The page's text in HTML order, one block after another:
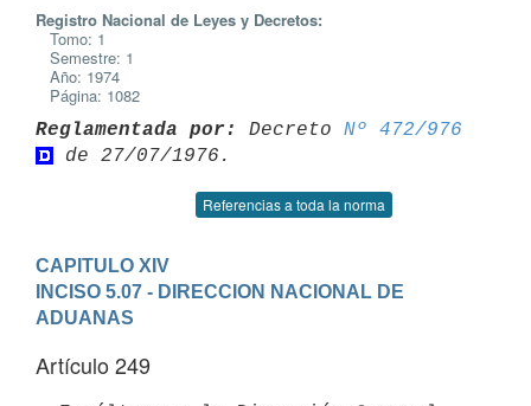
Registro Nacional de Leyes y Decretos:
Tomo: 1
Semestre: 1
Año: 1974
Página: 1082
Reglamentada por: Decreto Nº 472/976
Referencias a toda la norma
CAPITULO XIV
INCISO 5.07 - DIRECCION NACIONAL DE
ADUANAS
Artículo 249